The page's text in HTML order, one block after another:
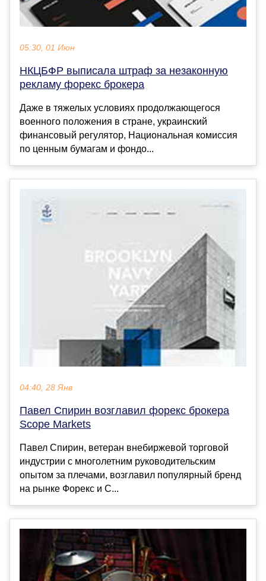
05:30, 01 Июн
НКЦБФР выписала штраф за незаконную
рекламу форекс брокера
Даже в тяжелых условиях продолжающегося
военного положения в стране, украинский
финансовый регулятор, Национальная комиссия
по ценным бумагам и фондо...
04:40, 28 Янв
Павел Спирин возглавил форекс брокера
Scope Markets
Павел Спирин, ветеран внебиржевой торговой
индустрии с многолетним руководительским
опытом за плечами, возглавил популярный бренд
на рынке Форекс и C...